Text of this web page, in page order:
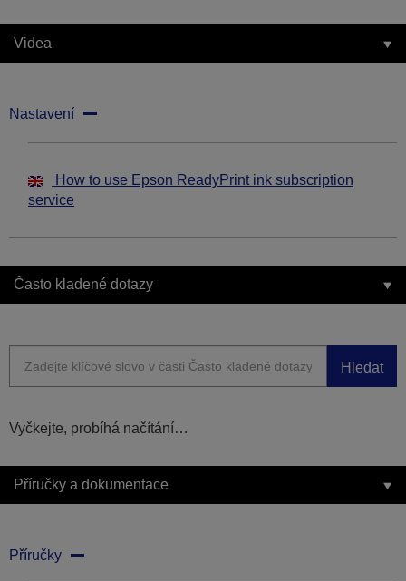
Videa
Nastavení
How to use Epson ReadyPrint ink subscription
service
Často kladené dotazy
Hledat
Vyčkejte, probíhá načítání…
Příručky a dokumentace
Příručky